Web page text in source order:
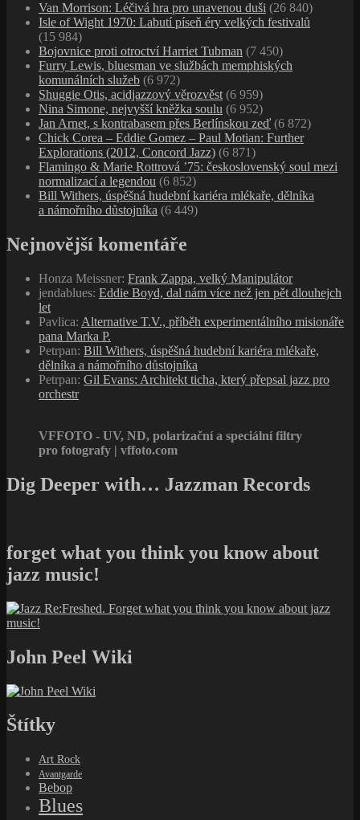
Van Morrison: Léčivá hra pro unavenou duši (26 840)
Isle of Wight 1970: Labutí píseň éry velkých festivalů
(15 984)
Bojovnice proti otroctví Harriet Tubman (7 450)
Furry Lewis, bluesman ve službách memphiských
komunálních služeb (6 972)
Shuggie Otis, acidjazzový věrozvěst (6 959)
Nina Simone, nejvyšší kněžka soulu (6 952)
Jan Arnet, s kontrabasem přes Berlínskou zeď (6 872)
Chick Corea – Eddie Gomez – Paul Motian: Further
Explorations (2012, Concord Jazz) (6 871)
Flamingo & Marie Rottrová ’75: československý soul mezi
normalizací a legendou (6 852)
Bill Withers, úspěšná hudební kariéra mlékaře, dělníka
a námořního důstojníka (6 449)
Nejnovější komentáře
Honza Meissner: Frank Zappa, velký Manipulátor
jendablues: Eddie Boyd, dal nám více než jen pět dlouhejch
let
Pavlica: Alternative T.V., příběh experimentálního misionáře
pana Marka P.
Petrpan: Bill Withers, úspěšná hudební kariéra mlékaře,
dělníka a námořního důstojníka
Petrpan: Gil Evans: Architekt ticha, který přepsal jazz pro
orchestr
VFFOTO - UV, ND, polarizační a speciální filtry
pro fotografy | vffoto.com
Dig Deeper with… Jazzman Records
forget what you think you know about
jazz music!
John Peel Wiki
Štítky
Art Rock
Avantgarde
Bebop
Blues